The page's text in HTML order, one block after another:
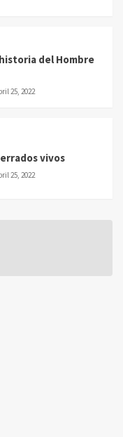
del Hombre
25, 2022
vivos
25, 2022